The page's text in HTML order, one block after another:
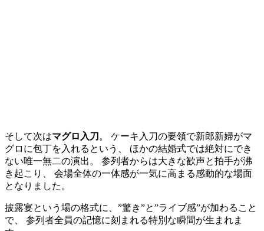
そして次はマグロ入刀 。 ケーキ入刀の要領で新郎新婦がマ
グロに包丁を入れるという、 ほかの結婚式では絶対にでき
ない唯一無二の演出。 参列者からは大きな歓声と拍手が沸
き起こり、 会場全体の一体感が一気に高まる感動的な場面
となりました。
披露宴という場の格式に、”驚き”と”ライブ感”が加わること
で、 参列者全員の記憶に刻まれる特別な瞬間が生まれま